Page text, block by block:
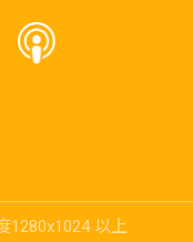
1280x1024 以上